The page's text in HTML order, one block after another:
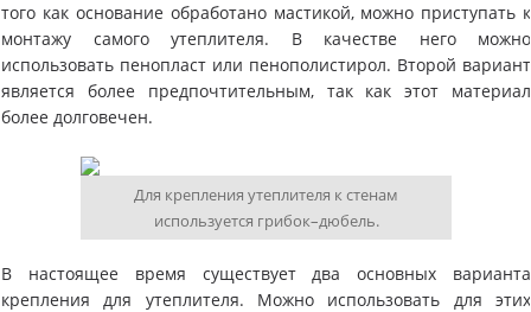
того как основание обработано мастикой, можно приступать к
монтажу самого утеплителя. В качестве него можно
использовать пенопласт или пенополистирол. Второй вариант
является более предпочтительным, так как этот материал
более долговечен.
Для крепления утеплителя к стенам
используется грибок–дюбель.
В настоящее время существует два основных варианта
крепления для утеплителя. Можно использовать для этих